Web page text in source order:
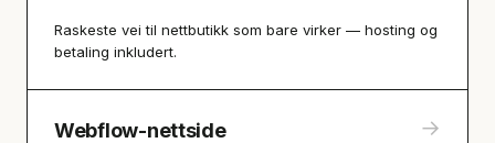
Raskeste vei til nettbutikk som bare virker — hosting og
betaling inkludert.
Webflow-nettside →